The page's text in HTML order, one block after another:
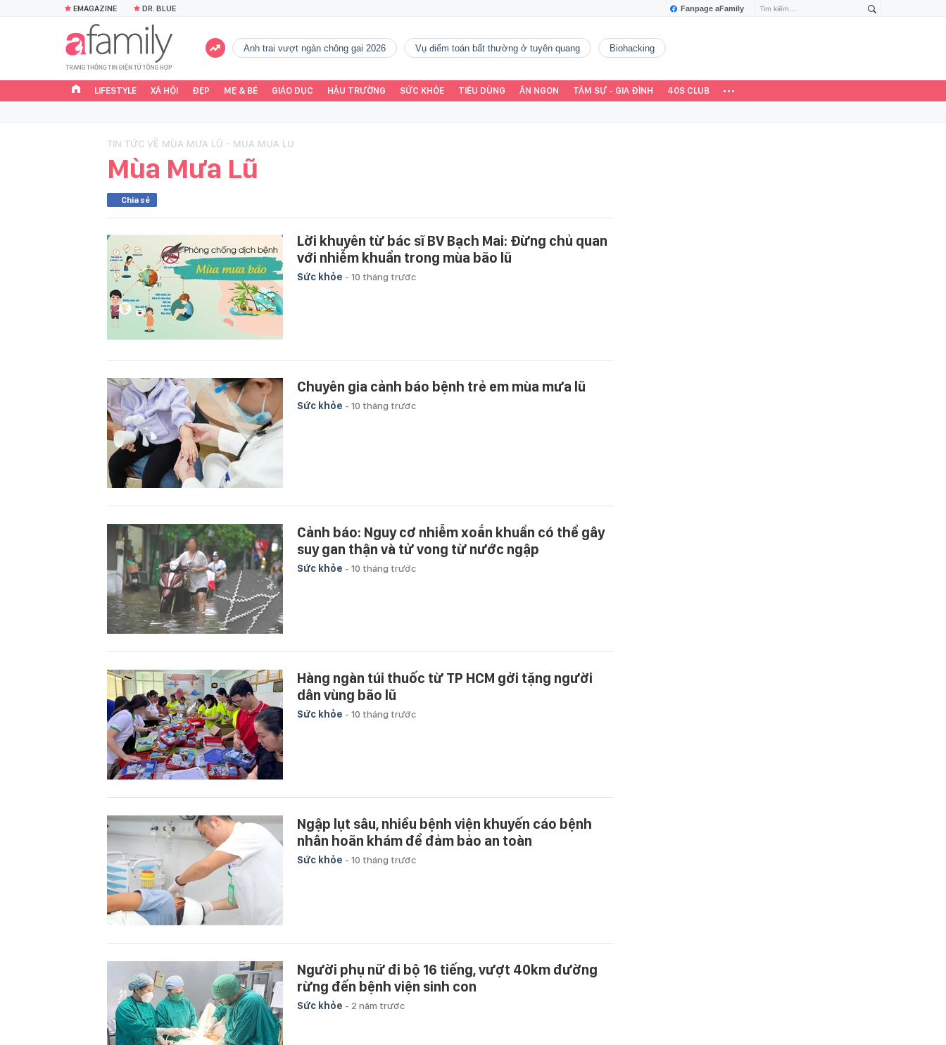
Fanpage aFamily
EMAGAZINE DR. BLUE
Anh trai vượt ngàn chông gai 2026 vụ điểm toán bất thường ở tuyên quang Biohacking
LIFESTYLE XÃ HỘI ĐẸP MẸ & BÉ GIÁO DỤC HẬU TRƯỜNG SỨC KHỎE TIÊU DÙNG ĂN NGON TÂM SỰ - GIA ĐÌNH 40S CLUB
TIN TỨC VỀ MÙA MƯA LŨ - MUA MUA LU
Mùa Mưa Lũ
Chia sẻ
Lời khuyên từ bác sĩ BV Bạch Mai: Đừng chủ quan
với nhiễm khuẩn trong mùa bão lũ
Sức khỏe - 10 tháng trước
Chuyên gia cảnh báo bệnh trẻ em mùa mưa lũ
Sức khỏe - 10 tháng trước
Cảnh báo: Nguy cơ nhiễm xoắn khuẩn có thể gây
suy gan thận và tử vong từ nước ngập
Sức khỏe - 10 tháng trước
Hàng ngàn túi thuốc từ TP HCM gởi tặng người
dân vùng bão lũ
Sức khỏe - 10 tháng trước
Ngập lụt sâu, nhiều bệnh viện khuyến cáo bệnh
nhân hoãn khám để đảm bảo an toàn
Sức khỏe - 10 tháng trước
Người phụ nữ đi bộ 16 tiếng, vượt 40km đường
rừng đến bệnh viện sinh con
Sức khỏe - 2 năm trước